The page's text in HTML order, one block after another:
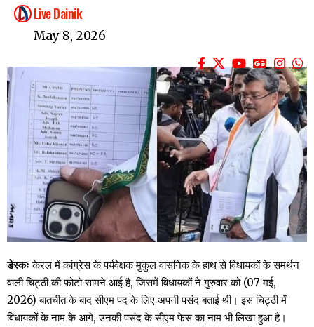
Live Dainik
May 8, 2026
डेस्कः केरल में कांग्रेस के पर्यवेक्षक मुकुल वासनिक के हाथ से विधायकों के समर्थन
वाली चिट्ठी की फोटो सामने आई है, जिसमें विधायकों ने गुरुवार को (07 मई,
2026) बातचीत के बाद सीएम पद के लिए अपनी पसंद बताई थी। इस चिट्ठी में
विधायकों के नाम के आगे, उनकी पसंद के सीएम फेस का नाम भी लिखा हुआ है।